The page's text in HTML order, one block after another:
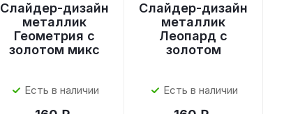
Слайдер-дизайн
металлик
Геометрия с
золотом микс
Есть в наличии
Слайдер-дизайн
металлик
Леопард с
золотом
Есть в наличии